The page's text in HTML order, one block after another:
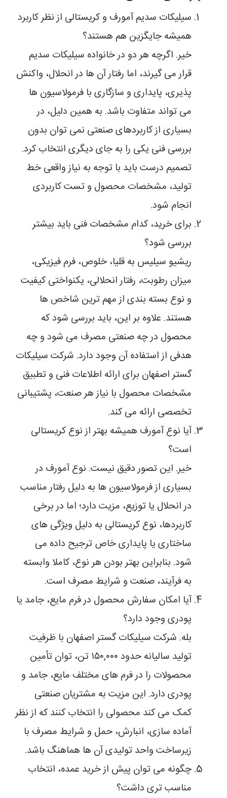
سیلیکات سدیم آمورف و کریستالی از نظر کاربرد
همیشه جایگزین هم هستند؟
خیر. اگرچه هر دو در خانواده سیلیکات سدیم
قرار می گیرند، اما رفتار آن ها در انحلال، واکنش
پذیری، پایداری و سازگاری با فرمولاسیون ها
می تواند متفاوت باشد. به همین دلیل، در
بسیاری از کاربردهای صنعتی نمی توان بدون
بررسی فنی یکی را به جای دیگری انتخاب کرد.
تصمیم درست باید با توجه به نیاز واقعی خط
تولید، مشخصات محصول و تست کاربردی
انجام شود.
برای خرید، کدام مشخصات فنی باید بیشتر
بررسی شود؟
ریشیو سیلیس به قلیا، خلوص، فرم فیزیکی،
میزان رطوبت، رفتار انحلالی، یکنواختی کیفیت
و نوع بسته بندی از مهم ترین شاخص ها
هستند. علاوه بر این، باید بررسی شود که
محصول در چه صنعتی مصرف می شود و چه
هدفی از استفاده آن وجود دارد. شرکت سیلیکات
گستر اصفهان برای ارائه اطلاعات فنی و تطبیق
مشخصات محصول با نیاز هر صنعت، پشتیبانی
تخصصی ارائه می کند.
آیا نوع آمورف همیشه بهتر از نوع کریستالی
است؟
خیر. این تصور دقیق نیست. نوع آمورف در
بسیاری از فرمولاسیون ها به دلیل رفتار مناسب
در انحلال یا توزیع، مزیت دارد؛ اما در برخی
کاربردها، نوع کریستالی به دلیل ویژگی های
ساختاری یا پایداری خاص ترجیح داده می
شود. بنابراین بهتر بودن هر نوع، کاملا وابسته
به فرآیند، صنعت و شرایط مصرف است.
آیا امکان سفارش محصول در فرم مایع، جامد یا
پودری وجود دارد؟
بله. شرکت سیلیکات گستر اصفهان با ظرفیت
تولید سالیانه حدود ۱۵۰,۰۰۰ تن، توان تأمین
محصولات را در فرم های مختلف مایع، جامد و
پودری دارد. این مزیت به مشتریان صنعتی
کمک می کند محصولی را انتخاب کنند که از نظر
آماده سازی، انبارش، حمل و شرایط مصرف با
زیرساخت واحد تولیدی آن ها هماهنگ باشد.
چگونه می توان پیش از خرید عمده، انتخاب
مناسب تری داشت؟